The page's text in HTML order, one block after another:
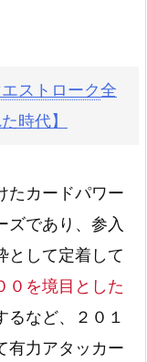
ストローク全
時代】
たカードパワー
ズであり、参入
として定着して
０を境目とした
るなど、２０１
有力アタッカー